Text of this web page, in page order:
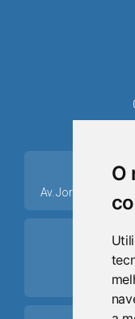
O
Av. Jorge Dariva,